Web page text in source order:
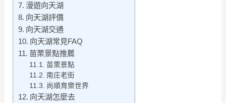
漫遊向天湖
向天湖評價
向天湖交通
向天湖常見FAQ
苗栗景點推薦
苗栗景點
南庄老街
尚順育樂世界
向天湖怎麼去